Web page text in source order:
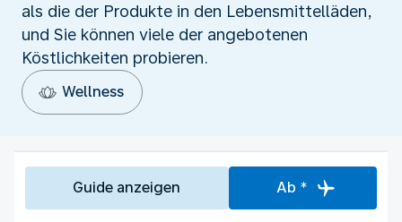
als die der Produkte in den Lebensmittelläden,
und Sie können viele der angebotenen
Köstlichkeiten probieren.
Wellness
Guide anzeigen Ab *